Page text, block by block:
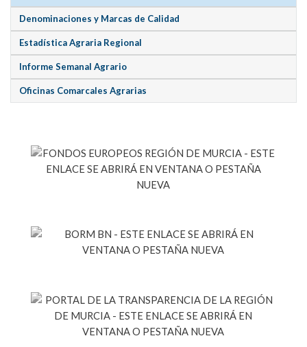
Denominaciones y Marcas de Calidad
Estadística Agraria Regional
Informe Semanal Agrario
Oficinas Comarcales Agrarias